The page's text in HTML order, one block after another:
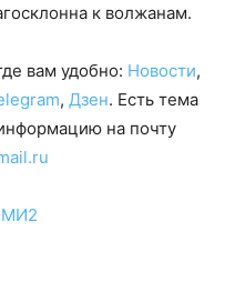
к волжанам.
вам удобно: Новости,
, Дзен. Есть тема
на почту